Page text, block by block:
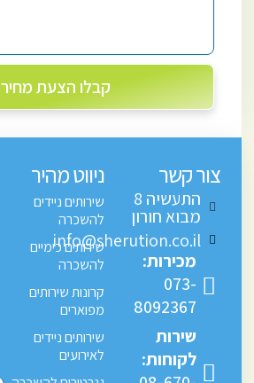
קבלו הצעת מחיר
צור קשר
התעשיה 8
מבוא חורון
info@sherution.co.il
מכירות:
073-
8092367
שירות
לקוחות:
ניווט מהיר
שירותים ניידים
להשכרה
שירותים כימיים
להשכרה
קרונות שירותים
מפוארים
שירותים ניידים
לאירועים